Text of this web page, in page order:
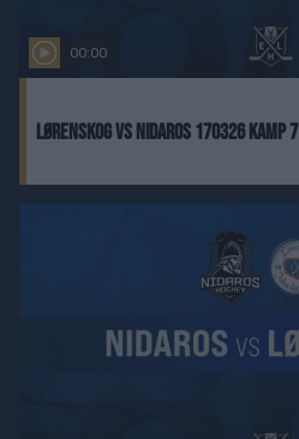
00:00
Lørenskog vs Nidaros 170326 Kamp 7